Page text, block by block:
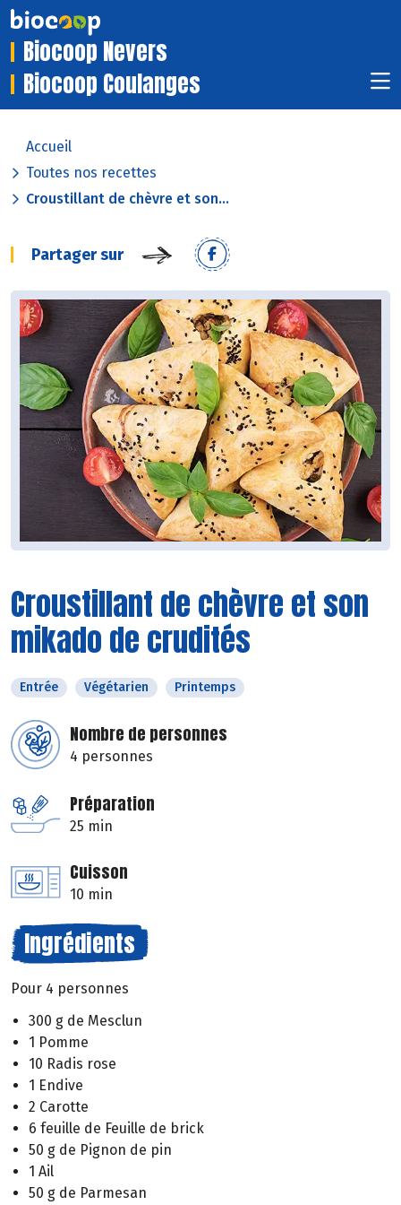
Biocoop Nevers
Biocoop Coulanges
Accueil
Toutes nos recettes
Croustillant de chèvre et son...
Partager sur
Croustillant de chèvre et son
mikado de crudités
Entrée Végétarien Printemps
Nombre de personnes
4 personnes
Préparation
25 min
Cuisson
10 min
Ingrédients
Pour 4 personnes
300 g de Mesclun
1 Pomme
10 Radis rose
1 Endive
2 Carotte
6 feuille de Feuille de brick
50 g de Pignon de pin
1 Ail
50 g de Parmesan